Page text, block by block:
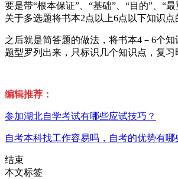
要是带“根本保证”、“基础”、“目的”、“
关于多选题将书本2点以上6点以下知识
之后就是简答题的做法，将书本4－6个
题型罗列出来，只标识几个知识点，复
编辑推荐：
参加湖北自学考试有哪些应试技巧？
自考本科找工作容易吗，自考的优势有哪
结束
本文标签